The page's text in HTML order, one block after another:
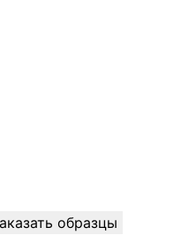
образцы